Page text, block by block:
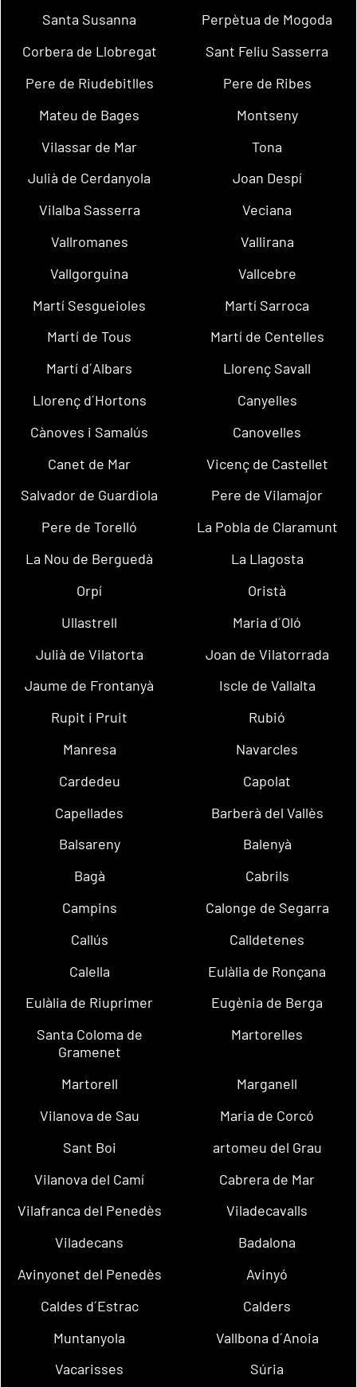
Santa Susanna
Perpètua de Mogoda
Corbera de Llobregat
Sant Feliu Sasserra
Pere de Riudebitlles
Pere de Ribes
Mateu de Bages
Montseny
Vilassar de Mar
Tona
Julià de Cerdanyola
Joan Despí
Vilalba Sasserra
Veciana
Vallromanes
Vallirana
Vallgorguina
Vallcebre
Martí Sesgueioles
Martí Sarroca
Martí de Tous
Martí de Centelles
Martí d´Albars
Llorenç Savall
Llorenç d´Hortons
Canyelles
Cànoves i Samalús
Canovelles
Canet de Mar
Vicenç de Castellet
Salvador de Guardiola
Pere de Vilamajor
Pere de Torelló
La Pobla de Claramunt
La Nou de Berguedà
La Llagosta
Orpí
Oristà
Ullastrell
Maria d´Oló
Julià de Vilatorta
Joan de Vilatorrada
Jaume de Frontanyà
Iscle de Vallalta
Rupit i Pruit
Rubió
Manresa
Navarcles
Cardedeu
Capolat
Capellades
Barberà del Vallès
Balsareny
Balenyà
Bagà
Cabrils
Campins
Calonge de Segarra
Callús
Calldetenes
Calella
Eulàlia de Ronçana
Eulàlia de Riuprimer
Eugènia de Berga
Santa Coloma de
Gramenet
Martorelles
Martorell
Marganell
Vilanova de Sau
Maria de Corcó
Sant Boi
artomeu del Grau
Vilanova del Camí
Cabrera de Mar
Vilafranca del Penedès
Viladecavalls
Viladecans
Badalona
Avinyonet del Penedès
Avinyó
Caldes d´Estrac
Calders
Muntanyola
Vallbona d´Anoia
Vacarisses
Súria